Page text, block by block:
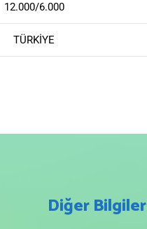
12.000/6.000
TÜRKİYE
Diğer Bilgiler